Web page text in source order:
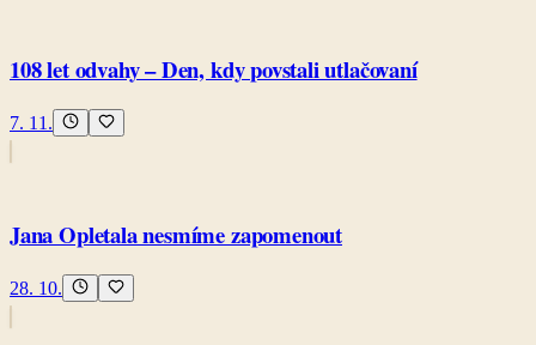
108 let odvahy – Den, kdy povstali utlačovaní
7. 11.
Jana Opletala nesmíme zapomenout
28. 10.